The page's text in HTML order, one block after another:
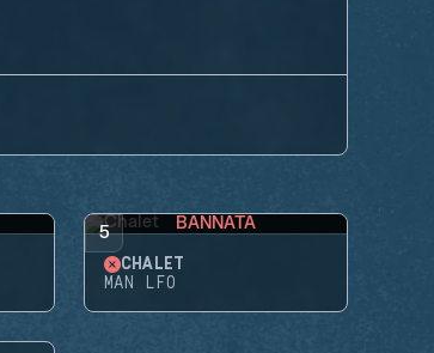
5 BANNATA
CHALET
MAN LFO